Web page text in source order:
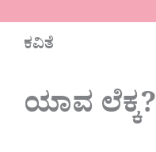
ಕವಿತೆ
ಯಾವ ಲೆಕ್ಕ?